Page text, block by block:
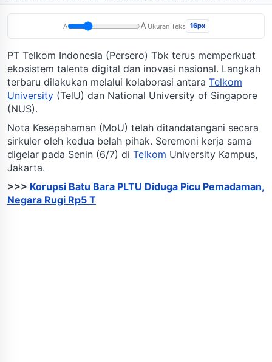
A A Ukuran Teks 16px
PT Telkom Indonesia (Persero) Tbk terus memperkuat
ekosistem talenta digital dan inovasi nasional. Langkah
terbaru dilakukan melalui kolaborasi antara Telkom
University (TelU) dan National University of Singapore
(NUS).
Nota Kesepahaman (MoU) telah ditandatangani secara
sirkuler oleh kedua belah pihak. Seremoni kerja sama
digelar pada Senin (6/7) di Telkom University Kampus,
Jakarta.
>>> Korupsi Batu Bara PLTU Diduga Picu Pemadaman,
Negara Rugi Rp5 T